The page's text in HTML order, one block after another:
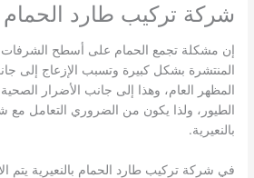
شركة تركيب طارد الحمام
إن مشكلة تجمع الحمام على أسطح الشرفات
المنتشرة بشكل كبيرة وتسبب الإزعاج إلى
المظهر العام، وهذا إلى جانب الأضرار
الطيور، ولذا يكون من الضروري التعامل مع
بالنعيرية.
في شركة تركيب طارد الحمام بالنعيرية يتم